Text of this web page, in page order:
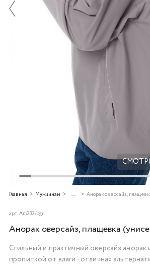
Главная Мужчинам ... Анорак оверсайз,
арт.An/232/pgr
Анорак оверсайз, плащевка
Стильный и практичный оверсайз анорак
пропиткой от влаги - отличная
Добавляйте товары
Оплачивайте сегодня только
% картой любого банка
Получайте товар
выбранный способом
Оставшиеся75% будут
списыватьсяс вашей карты
по
Подробнее